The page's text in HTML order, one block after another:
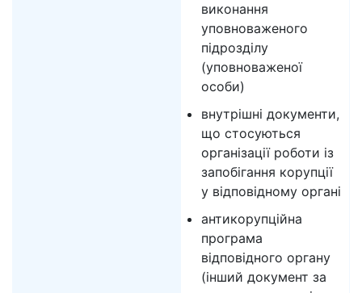
виконання
уповноваженого
підрозділу
(уповноваженої
особи)
внутрішні документи,
що стосуються
організації роботи із
запобігання корупції
у відповідному органі
антикорупційна
програма
відповідного органу
(інший документ за